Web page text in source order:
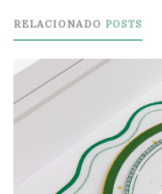
RELACIONADO POSTS